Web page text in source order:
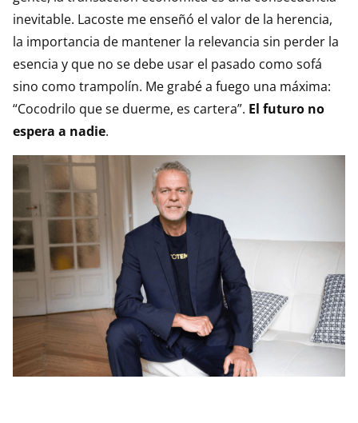
inevitable. Lacoste me enseñó el valor de la herencia,
la importancia de mantener la relevancia sin perder la
esencia y que no se debe usar el pasado como sofá
sino como trampolín. Me grabé a fuego una máxima:
“Cocodrilo que se duerme, es cartera”. El futuro no
espera a nadie.